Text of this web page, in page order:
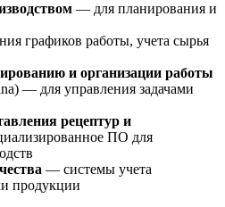
— для планирования и
графиков работы, учета сырья
и организации работы
— для управления задачами
рецептур и
ПО для
— системы учета
продукции